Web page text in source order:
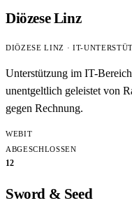
Diözese Linz
DIÖZESE LINZ · IT-
Unterstützung im IT-
unentgeltlich geleistet von
gegen Rechnung.
WEBIT
ABGESCHLOSSEN
12
Sword & Seed